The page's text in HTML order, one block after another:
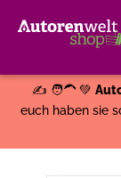
✍️ 🧑‍🦱 💚
euch haben sie